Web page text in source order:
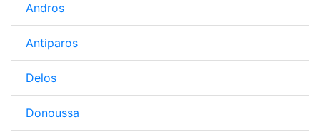
Andros
Antiparos
Delos
Donoussa